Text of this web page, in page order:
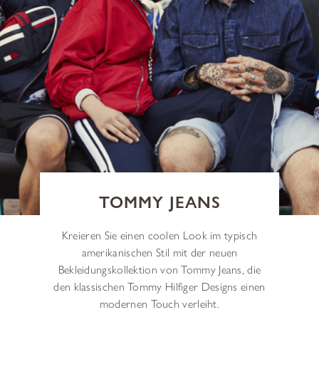
TOMMY JEANS
Kreieren Sie einen coolen Look im typisch
amerikanischen Stil mit der neuen
Bekleidungskollektion von Tommy Jeans, die
den klassischen Tommy Hilfiger Designs einen
modernen Touch verleiht.